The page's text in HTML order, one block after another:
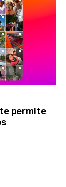
permite